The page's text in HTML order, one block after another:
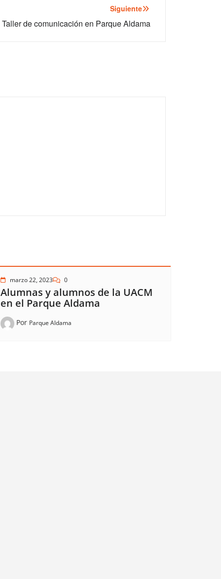
Siguiente
Taller de comunicación en Parque Aldama
marzo 22, 2023 0
Alumnas y alumnos de la UACM
en el Parque Aldama
Por Parque Aldama